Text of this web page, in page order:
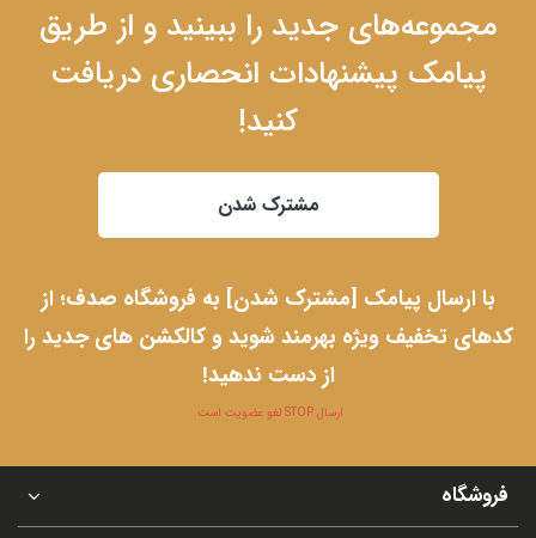
مجموعه‌های جدید را ببینید و از طریق
پیامک پیشنهادات انحصاری دریافت
کنید!
مشترک شدن
با ارسال پیامک [مشترک شدن] به فروشگاه صدف؛ از
کدهای تخفیف ویژه بهرمند شوید و کالکشن های جدید را
از دست ندهید!
ارسال STOP لغو عضویت است.
فروشگاه